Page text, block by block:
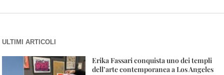
ULTIMI ARTICOLI
Erika Fassari conquista uno dei templi
dell’arte contemporanea a Los Angeles